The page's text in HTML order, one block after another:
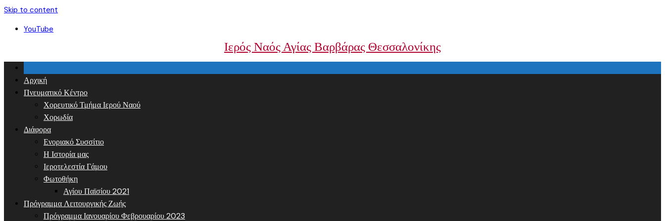
Skip to content
YouTube
Ιερός Ναός Αγίας Βαρβάρας Θεσσαλονίκης
Αρχική
Πνευματικό Κέντρο
Χορευτικό Τμήμα Ιερού Ναού
Χορωδία
Διάφορα
Ενοριακό Συσσίτιο
Η Ιστορία μας
Ιεροτελεστία Γάμου
Φωτοθήκη
Αγίου Παϊσίου 2021
Πρόγραμμα Λειτουργικής Ζωής
Πρόγραμμα Ιανουαρίου Φεβρουαρίου 2023